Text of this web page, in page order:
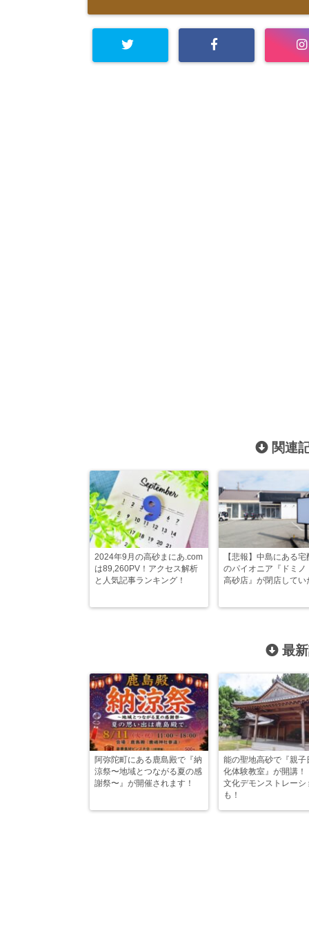
関連
2024年9月の高砂まにあ.com
は89,260PV！アクセス解析
と人気記事ランキング！
【悲報】中島にある
のパイオニア『ドミノ
高砂店』が閉店して
最
阿弥陀町にある鹿島殿で『納
涼祭〜地域とつながる夏の感
謝祭〜』が開催されます！
能の聖地高砂で『親子
化体験教室』が開講！
文化デモンストレーシ
も！